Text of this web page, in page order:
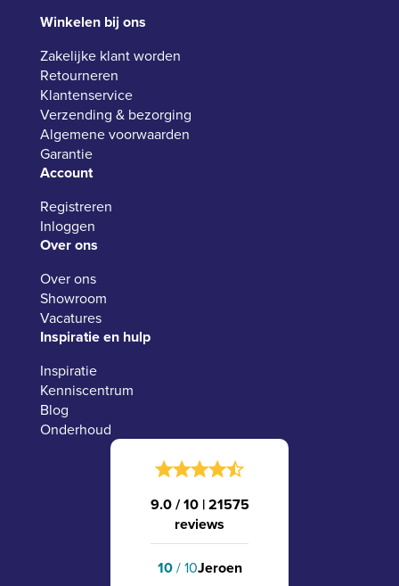
Winkelen bij ons
Zakelijke klant worden
Retourneren
Klantenservice
Verzending & bezorging
Algemene voorwaarden
Garantie
Account
Registreren
Inloggen
Over ons
Over ons
Showroom
Vacatures
Inspiratie en hulp
Inspiratie
Kenniscentrum
Blog
Onderhoud
9.0 / 10 |21575
reviews
10/ 10Jeroen